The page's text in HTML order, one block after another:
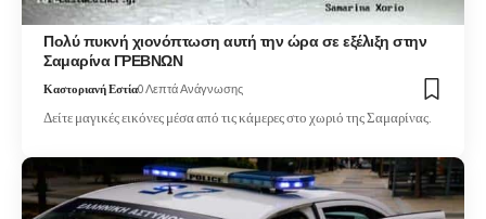
Πολύ πυκνή χιονόπτωση αυτή την ώρα σε εξέλιξη στην
Σαμαρίνα ΓΡΕΒΝΩΝ
Καστοριανή Εστία0 Λεπτά Ανάγνωσης
Δείτε μαγικές εικόνες μέσα από τις κάμερες στο χωριό της Σαμαρίνας.